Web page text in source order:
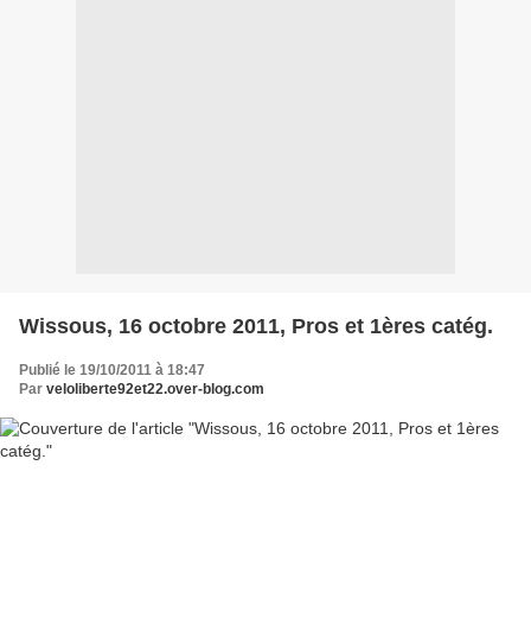
Wissous, 16 octobre 2011, Pros et 1ères catég.
Publié le 19/10/2011 à 18:47
Par veloliberte92et22.over-blog.com